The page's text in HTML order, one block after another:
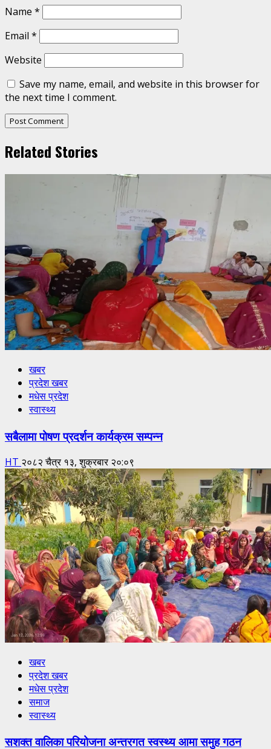
Name *
Email *
Website
Save my name, email, and website in this browser for
the next time I comment.
Related Stories
खबर
प्रदेश खबर
मधेस प्रदेश
स्वास्थ्य
सबैलामा पोषण प्रदर्शन कार्यक्रम सम्पन्न
HT २०८२ चैत्र १३, शुक्रबार २०:०९
खबर
प्रदेश खबर
मधेस प्रदेश
समाज
स्वास्थ्य
सशक्त वालिका परियोजना अन्तरगत स्वस्थ्य आमा समुह गठन